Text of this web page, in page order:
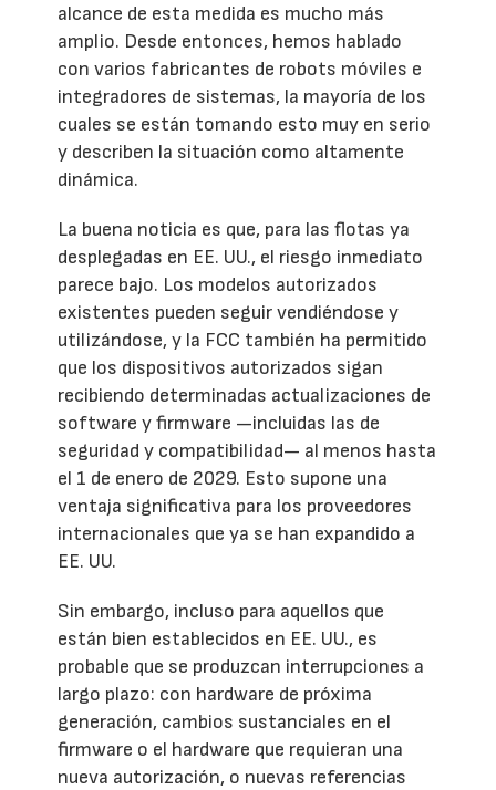
alcance de esta medida es mucho más
amplio. Desde entonces, hemos hablado
con varios fabricantes de robots móviles e
integradores de sistemas, la mayoría de los
cuales se están tomando esto muy en serio
y describen la situación como altamente
dinámica.
La buena noticia es que, para las flotas ya
desplegadas en EE. UU., el riesgo inmediato
parece bajo. Los modelos autorizados
existentes pueden seguir vendiéndose y
utilizándose, y la FCC también ha permitido
que los dispositivos autorizados sigan
recibiendo determinadas actualizaciones de
software y firmware —incluidas las de
seguridad y compatibilidad— al menos hasta
el 1 de enero de 2029. Esto supone una
ventaja significativa para los proveedores
internacionales que ya se han expandido a
EE. UU.
Sin embargo, incluso para aquellos que
están bien establecidos en EE. UU., es
probable que se produzcan interrupciones a
largo plazo: con hardware de próxima
generación, cambios sustanciales en el
firmware o el hardware que requieran una
nueva autorización, o nuevas referencias